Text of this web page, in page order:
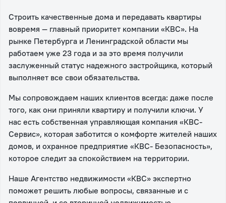
Строить качественные дома и передавать квартиры
вовремя — главный приоритет компании «КВС». На
рынке Петербурга и Ленинградской области мы
работаем уже 23 года и за это время получили
заслуженный статус надежного застройщика, который
выполняет все свои обязательства.
Мы сопровождаем наших клиентов всегда: даже после
того, как они приняли квартиру и получили ключи. У
нас есть собственная управляющая компания «КВС-
Сервис», которая заботится о комфорте жителей наших
домов, и охранное предприятие «КВС- Безопасность»,
которое следит за спокойствием на территории.
Наше Агентство недвижимости «КВС» экспертно
поможет решить любые вопросы, связанные и с